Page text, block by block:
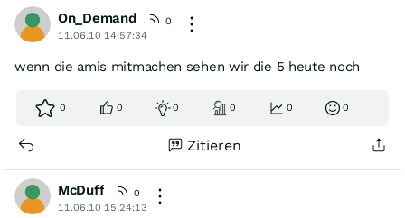
On_Demand
0
11.06.10 14:57:34
wenn die amis mitmachen sehen wir die 5 heute noch
0 0 0 0 0 0
Zitieren
McDuff
0
11.06.10 15:24:13